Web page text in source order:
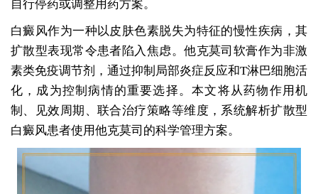
自行停药或调整用药方案。
白癜风作为一种以皮肤色素脱失为特征的慢性疾病，其
扩散型表现常令患者陷入焦虑。他克莫司软膏作为非激
素类免疫调节剂，通过抑制局部炎症反应和T淋巴细胞活
化，成为控制病情的重要选择。本文将从药物作用机
制、见效周期、联合治疗策略等维度，系统解析扩散型
白癜风患者使用他克莫司的科学管理方案。